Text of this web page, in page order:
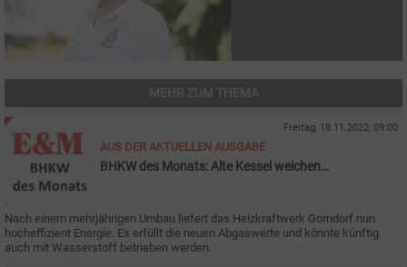
MEHR ZUM THEMA
Freitag, 18.11.2022, 09:00
AUS DER AKTUELLEN AUSGABE
BHKW des Monats: Alte Kessel weichen
Nach einem mehrjährigen Umbau liefert das Heizkraftwerk Gorndorf nun
hocheffizient Energie. Es erfüllt die neuen Abgaswerte und könnte künftig
auch mit Wasserstoff betrieben werden.